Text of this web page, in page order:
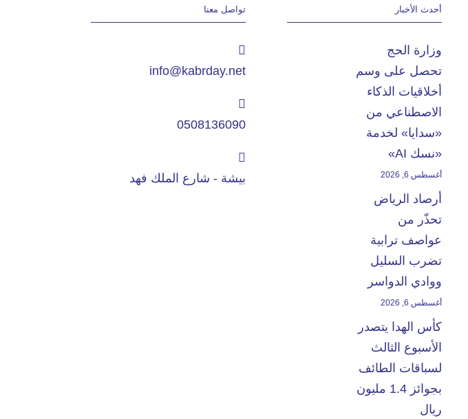
أحدث الأخبار
وزارة الحج
تحصل على وسم
أخلاقيات الذكاء
الاصطناعي من
«سدايا» لخدمة
«نسك AI»
أغسطس 6, 2026
أرصاد الرياض
تحذّر من
عواصف ترابية
تضرب السليل
ووادي الدواسر
أغسطس 6, 2026
كأس الهدا يتصدر
الأسبوع الثالث
لسباقات الطائف
بجوائز 1.4 مليون
ريال
تواصل معنا
info@kabrday.net
0508136090
بيشة - شارع الملك فهد